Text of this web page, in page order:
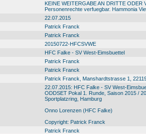
KEINE WEITERGABE AN DRITTE
Personenrechte verfuegbar. Hammonia
22.07.2015
Patrick Franck
Patrick Franck
20150722-HFCSVWE
HFC Falke - SV West-Eimsbuettel
Patrick Franck
Patrick Franck
Patrick Franck, Manshardtstrasse 1,
22.07.2015: HFC Falke - SV West-
ODDSET Pokal 1. Runde, Saison 2015 /
Sportplatzring, Hamburg
Onno Lorenzen (HFC Falke)
Copyright: Patrick Franck
Patrick Franck